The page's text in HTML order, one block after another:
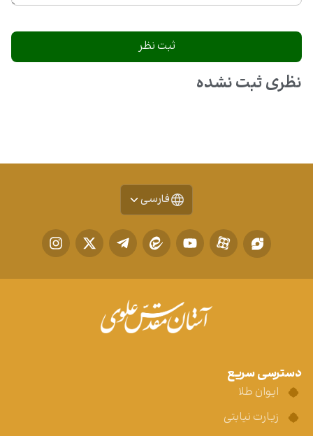
نظری ثبت نشده
فارسی
دسترسی سریع
ایوان طلا
زیارت نیابتی